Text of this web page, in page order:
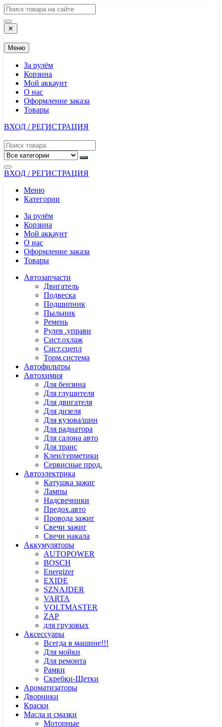
Перейти
к
содержимому
✕
Меню
За рулём
Корзина
Мой аккаунт
О нас
Оформление заказа
Товары
ВХОД / РЕГИСТРАЦИЯ
ВХОД / РЕГИСТРАЦИЯ
Меню
Категории
За рулём
Корзина
Мой аккаунт
О нас
Оформление заказа
Товары
Автозапчасти
Двигатель
Подвеска
Подшипник
Пыльник
Ремень
Рулев .управи
Сист.охлаж
Сист.сцепл
Торм.система
Автофильтры
Автохимия
Для бензина
Для глушителя
Для двигателя
Для дизеля
Для кузова/шин
Для радиатора
Для салона авто
Для транс
Клеи/герметики
Сервисные прод.
Автоэлектрика
Катушка зажиг
Лампы
Надсвечники
Предох.авто
Провода зажиг
Свечи зажиг
Свечи накала
Аккумуляторы
AUTOPOWER
BOSCH
Energizer
EXIDE
SZNAJDER
VARTA
VOLTMASTER
ZAP
для грузовых
Аксессуары
Всегда в машине!!!
Для мойки
Для ремонта
Рамки
Скребки-Щетки
Ароматизаторы
Дворники
Краски
Масла и смазки
Моторные